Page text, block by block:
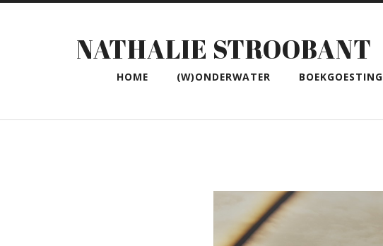
NATHALIE STROOBANT
HOME (W)ONDERWATER BOEKGOESTING